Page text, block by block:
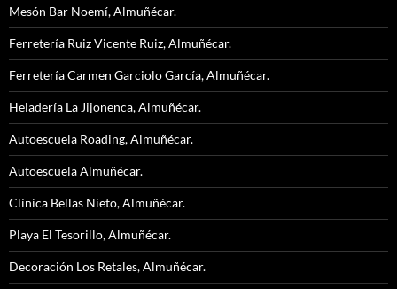
Mesón Bar Noemí, Almuñécar.
Ferretería Ruiz Vicente Ruiz, Almuñécar.
Ferretería Carmen Garciolo García, Almuñécar.
Heladería La Jijonenca, Almuñécar.
Autoescuela Roading, Almuñécar.
Autoescuela Almuñécar.
Clínica Bellas Nieto, Almuñécar.
Playa El Tesorillo, Almuñécar.
Decoración Los Retales, Almuñécar.